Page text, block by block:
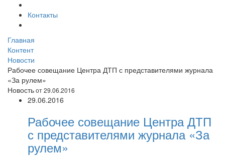
Контакты
Главная
Контент
Новости
Рабочее совещание Центра ДТП с представителями журнала
«За рулем»
Новостьот 29.06.2016
29.06.2016
Рабочее совещание Центра ДТП
с представителями журнала «За
рулем»